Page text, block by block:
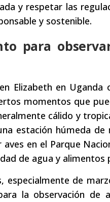
y respetar las
y sostenible.
para
Elizabeth en
momentos que
cálido y
estación húmeda
en el Parque
de agua y alimentos
especialmente de
la observación de